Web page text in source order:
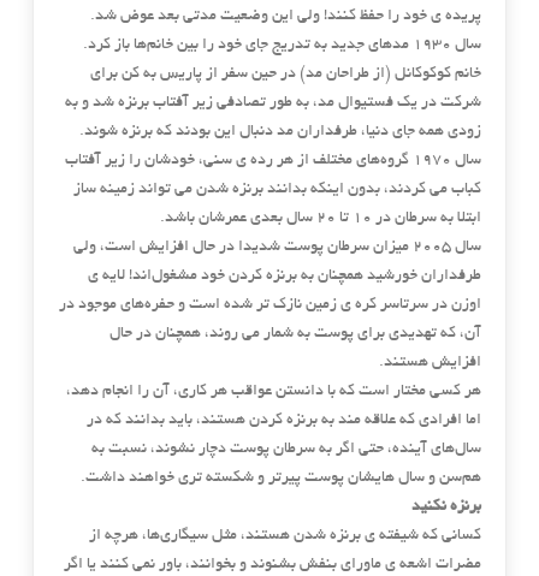
پریده ی خود را حفظ کنند! ولی این وضعیت مدتی بعد عوض شد.
سال ۱۹۳۰ مدهای جدید به تدریج جای خود را بین خانم‌ها باز کرد.
خانم کوکوکانل (از طراحان مد) در حین سفر از پاریس به کن برای
شرکت در یک فستیوال مد، به ‌طور تصادفی زیر آفتاب برنزه شد و به
زودی همه جای دنیا، طرفداران مد دنبال این بودند که برنزه شوند.
سال ۱۹۷۰ گروه‌های مختلف از هر رده ی سنی، خودشان را زیر آفتاب
کباب می ‌کردند، بدون اینکه بدانند برنزه شدن می ‌تواند زمینه ‌ساز
ابتلا به سرطان در ۱۰ تا ۲۰ سال بعدی عمرشان باشد.
سال ۲۰۰۵ میزان سرطان پوست شدیدا در حال افزایش است، ولی
طرفداران خورشید همچنان به برنزه کردن خود مشغول‌اند! لایه ی
اوزن در سرتاسر کره ی زمین نازک ‌تر شده است و حفره‌های موجود در
آن، که تهدیدی برای پوست به شمار می ‌روند، همچنان در حال
افزایش هستند.
هر کسی مختار است که با دانستن عواقب هر کاری، آن را انجام دهد،
اما افرادی که علاقه ‌مند به برنزه کردن هستند، باید بدانند که در
سال‌های آینده، حتی اگر به سرطان پوست دچار نشوند، نسبت به
هم‌سن و سال هایشان پوست پیرتر و شکسته ‌تری خواهند داشت.
برنزه نکنید
کسانی که شیفته ی برنزه شدن هستند، مثل سیگاری‌ها، هرچه از
مضرات اشعه ی ماورای بنفش بشنوند و بخوانند، باور نمی ‌کنند یا اگر